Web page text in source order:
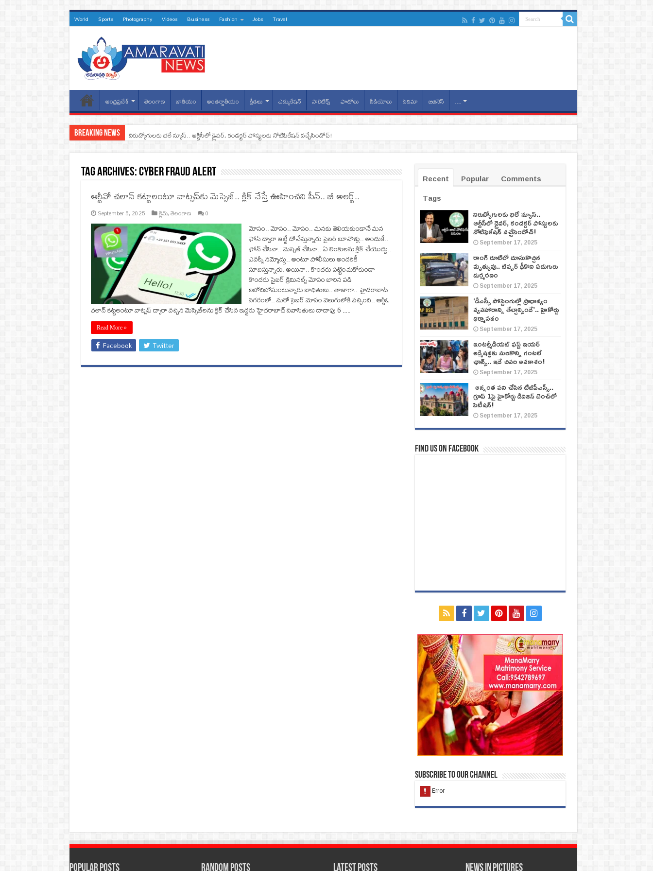
World Sports Photography Videos Business Fashion Jobs Travel
ఆంధ్రప్రదేశ్ తెలంగాణ జాతీయం అంతర్జాతీయం క్రీడలు ఎడ్యుకేషన్ పాలిటిక్స్ ఫొటోలు వీడియోలు సినిమా బిజినెస్ …
Breaking News నిరుద్యోగులకు భలే న్యూస్.. ఆర్టీసీలో డ్రైవర్, కండక్టర్‌ పోస్టులకు నోటిఫికేషన్‌ వచ్చేసిందోచ్‌!
Tag Archives:Cyber Fraud Alert
ఆర్టీవో చలాన్ కట్టాలంటూ వాట్సప్‌కు మెస్సెజ్.. క్లిక్ చేస్తే ఊహించని సీన్.. బీ అలర్ట్..
September 5, 2025 క్రైమ్,తెలంగాణ 0
మోసం.. మోసం.. మోసం.. మనకు తెలియకుండానే మన
ఫోన్ ద్వారా ఇట్టే దోచేస్తున్నారు సైబర్ బూచోళ్లు.. అందుకే..
ఫోన్ చేసినా.. మెస్సెజ్ చేసినా.. ఏ లింకులను క్లిక్ చేయొద్దు..
ఎవర్నీ నమ్మోద్దు.. అంటూ పోలీసులు అందరికీ
సూచిస్తున్నారు. అయినా.. కొందరు పట్టించుకోకుండా
కొందరు సైబర్ క్రిమినల్స్ మోసం బారిన పడి
లబోదిబోమంటున్నారు బాధితులు.. తాజాగా.. హైదరాబాద్
నగరంలో.. మరో సైబర్ మోసం వెలుగులోకి వచ్చింది.. ఆర్టీఓ
చలాన్ కట్టలంటూ వాట్సప్ ద్వారా వచ్చిన మెస్సెజ్‌లను క్లిక్ చేసిన ఇద్దరు హైదరాబాద్ నివాసితులు దాదాపు 6 …
Read More »
Facebook Twitter
Recent Popular
Comments
Tags
నిరుద్యోగులకు భలే న్యూస్..
ఆర్టీసీలో డ్రైవర్, కండక్టర్‌ పోస్టులకు
నోటిఫికేషన్‌ వచ్చేసిందోచ్‌!
September 17, 2025
రాంగ్ రూట్‌లో దూసుకొచ్చిన
మృత్యువు.. టిప్పర్ ఢీకొని ఏడుగురు
దుర్మరణం
September 17, 2025
‘డీఎస్సీ పోస్టింగుల్లో ప్రాధాన్యం
వ్యవహారాన్ని తేల్చాల్సిందే’.. హైకోర్టు
ధర్మాసనం
September 17, 2025
ఇంటర్మీడియట్ ఫస్ట్‌ ఇయర్‌
అడ్మిషన్లకు మరికొన్ని గంటలే
ఛాన్స్‌.. ఇదే చివరి అవకాశం!
September 17, 2025
అన్నంత పని చేసిన టీజీపీఎస్సీ..
గ్రూప్‌ 1పై హైకోర్టు డివిజన్‌ బెంచ్‌లో
పిటీషన్‌!
September 17, 2025
Find us on Facebook
Subscribe to our Channel
Popular Posts Random Posts Latest Posts News in Pictures